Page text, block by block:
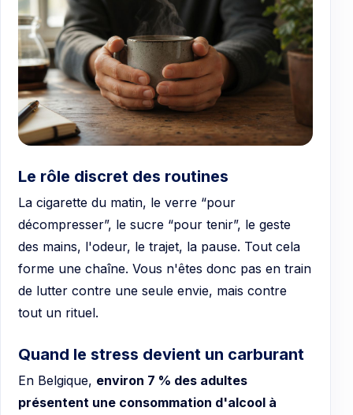
Le rôle discret des routines
La cigarette du matin, le verre “pour
décompresser”, le sucre “pour tenir”, le geste
des mains, l'odeur, le trajet, la pause. Tout cela
forme une chaîne. Vous n'êtes donc pas en train
de lutter contre une seule envie, mais contre
tout un rituel.
Quand le stress devient un carburant
En Belgique, environ 7 % des adultes
présentent une consommation d'alcool à